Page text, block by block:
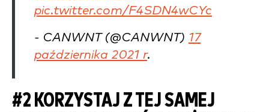
pic.twitter.com/F4SDN4wCYc
- CANWNT (@CANWNT) 17
października 2021 r.
#2 KORZYSTAJ Z TEJ SAMEJ